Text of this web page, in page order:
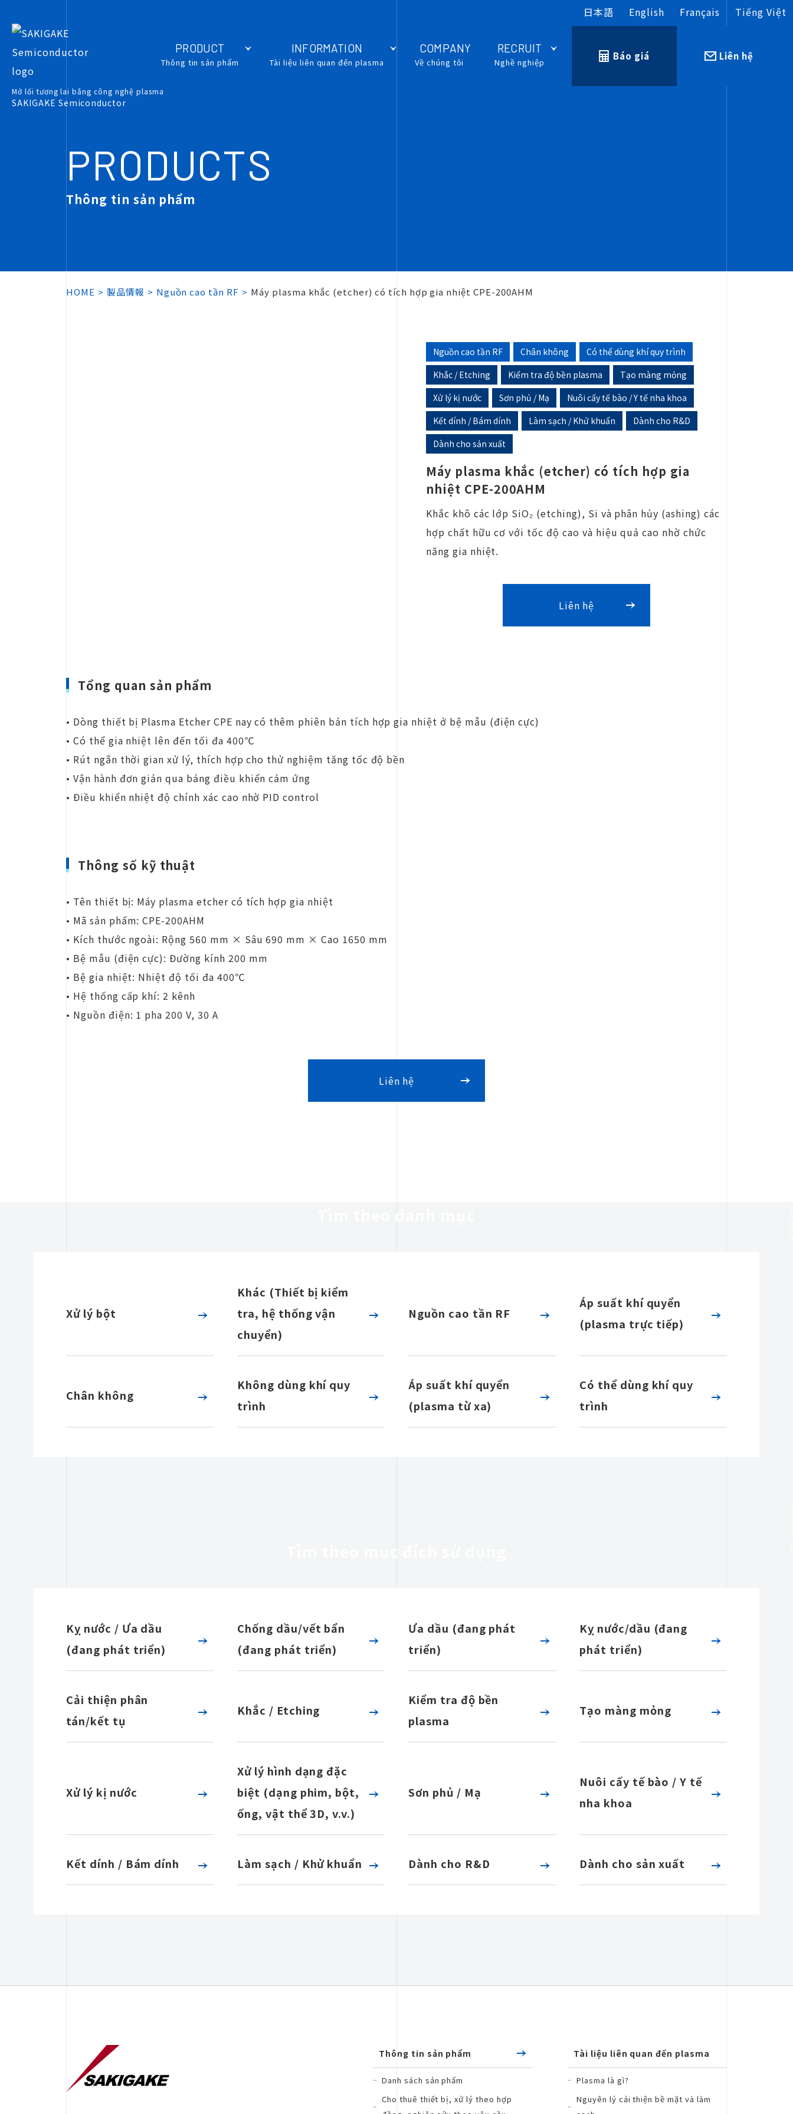
日本語 English Français Tiếng Việt
Mở lối tương lai bằng công nghệ plasma
SAKIGAKE Semiconductor
PRODUCT
Thông tin sản phẩm
INFORMATION
Tài liệu liên quan đến plasma
COMPANY
Về chúng tôi
RECRUIT
Nghề nghiệp
Báo giá Liên hệ
PRODUCTS
Thông tin sản phẩm
HOME 製品情報 Nguồn cao tần RF Máy plasma khắc (etcher) có tích hợp gia nhiệt CPE-200AHM
Nguồn cao tần RF Chân không
Có thể dùng khí quy trình
Khắc / Etching
Kiểm tra độ bền plasma
Tạo màng mỏng
Xử lý kị nước
Sơn phủ / Mạ
Nuôi cấy tế bào / Y tế nha khoa
Kết dính / Bám dính
Làm sạch / Khử khuẩn
Dành cho R&D
Dành cho sản xuất
Máy plasma khắc (etcher) có tích hợp gia
nhiệt CPE-200AHM
Khắc khô các lớp SiO₂ (etching), Si và phân hủy (ashing) các
hợp chất hữu cơ với tốc độ cao và hiệu quả cao nhờ chức
năng gia nhiệt.
Liên hệ
Tổng quan sản phẩm
• Dòng thiết bị Plasma Etcher CPE nay có thêm phiên bản tích hợp gia nhiệt ở bệ mẫu (điện cực)
• Có thể gia nhiệt lên đến tối đa 400℃
• Rút ngắn thời gian xử lý, thích hợp cho thử nghiệm tăng tốc độ bền
• Vận hành đơn giản qua bảng điều khiển cảm ứng
• Điều khiển nhiệt độ chính xác cao nhờ PID control
Thông số kỹ thuật
• Tên thiết bị: Máy plasma etcher có tích hợp gia nhiệt
• Mã sản phẩm: CPE-200AHM
• Kích thước ngoài: Rộng 560 mm × Sâu 690 mm × Cao 1650 mm
• Bệ mẫu (điện cực): Đường kính 200 mm
• Bệ gia nhiệt: Nhiệt độ tối đa 400℃
• Hệ thống cấp khí: 2 kênh
• Nguồn điện: 1 pha 200 V, 30 A
Liên hệ
Tìm theo danh mục
Xử lý bột
Khác (Thiết bị kiểm
tra, hệ thống vận
chuyển)
Nguồn cao tần RF
Áp suất khí quyển
(plasma trực tiếp)
Chân không
Không dùng khí quy
trình
Áp suất khí quyển
(plasma từ xa)
Có thể dùng khí quy
trình
Tìm theo mục đích sử dụng
Kỵ nước / Ưa dầu
(đang phát triển)
Chống dầu/vết bẩn
(đang phát triển)
Ưa dầu (đang phát
triển)
Kỵ nước/dầu (đang
phát triển)
Cải thiện phân
tán/kết tụ
Khắc / Etching
Kiểm tra độ bền
plasma
Tạo màng mỏng
Xử lý kị nước
Xử lý hình dạng đặc
biệt (dạng phim, bột,
ống, vật thể 3D, v.v.)
Sơn phủ / Mạ
Nuôi cấy tế bào / Y tế
nha khoa
Kết dính / Bám dính Làm sạch / Khử khuẩn Dành cho R&D Dành cho sản xuất
Thông tin sản phẩm
Danh sách sản phẩm
Cho thuê thiết bị, xử lý theo hợp
Tài liệu liên quan đến plasma
Plasma là gì?
Nguyên lý cải thiện bề mặt và làm